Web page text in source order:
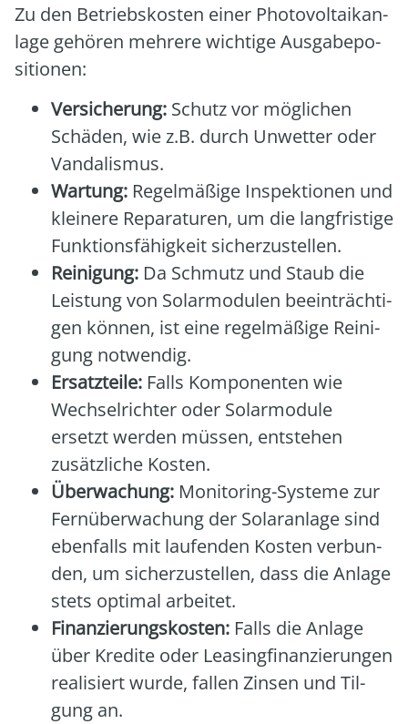
Zu den Betriebs­kos­ten einer Pho­to­vol­ta­ik­an­
la­ge gehö­ren meh­re­re wich­ti­ge Aus­ga­be­po­
si­tio­nen:
Ver­si­che­rung: Schutz vor mög­li­chen
Schä­den, wie z.B. durch Unwet­ter oder
Van­da­lis­mus.
War­tung: Regel­mä­ßi­ge Inspek­tio­nen und
klei­ne­re Repa­ra­tu­ren, um die lang­fris­ti­ge
Funk­ti­ons­fä­hig­keit sicher­zu­stel­len.
Rei­ni­gung: Da Schmutz und Staub die
Leis­tung von Solar­mo­du­len beein­träch­ti­
gen kön­nen, ist eine regel­mä­ßi­ge Rei­ni­
gung not­wen­dig.
Ersatz­tei­le: Falls Kom­po­nen­ten wie
Wech­sel­rich­ter oder Solar­mo­du­le
ersetzt wer­den müs­sen, ent­ste­hen
zusätz­li­che Kos­ten.
Über­wa­chung: Moni­to­ring-Sys­te­me zur
Fern­über­wa­chung der Solar­an­la­ge sind
eben­falls mit lau­fen­den Kos­ten ver­bun­
den, um sicher­zu­stel­len, dass die Anla­ge
stets opti­mal arbei­tet.
Finan­zie­rungs­kos­ten: Falls die Anla­ge
über Kre­di­te oder Lea­sing­fi­nan­zie­run­gen
rea­li­siert wur­de, fal­len Zin­sen und Til­
gung an.